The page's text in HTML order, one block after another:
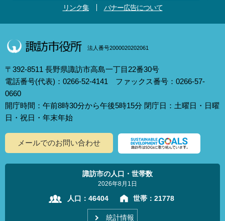
リンク集
バナー広告について
法人番号2000020202061
〒392-8511 長野県諏訪市高島一丁目22番30号
電話番号(代表)：0266-52-4141 ファックス番号：0266-57-
0660
開庁時間：午前8時30分から午後5時15分 閉庁日：土曜日・日曜
日・祝日・年末年始
メールでのお問い合わせ
諏訪市の人口・世帯数
2026年8月1日
人口： 46404 世帯： 21778
統計情報